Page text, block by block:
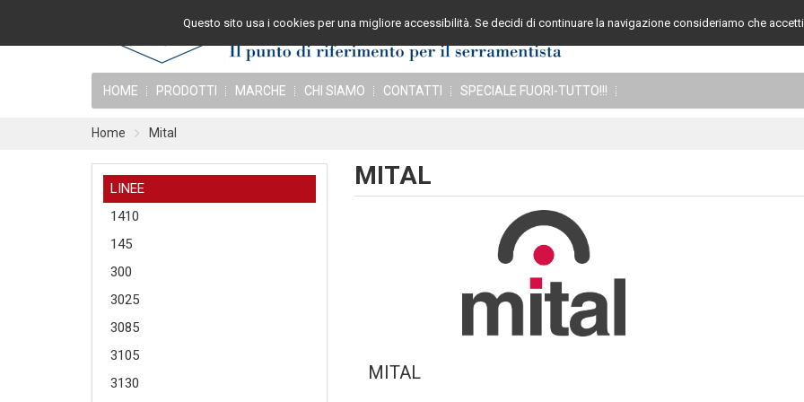
Assistenza
HOME PRODOTTI MARCHE CHI SIAMO CONTATTI SPECIALE FUORI-TUTTO!!!
Home Mital
LINEE
1410
145
300
3025
3085
3105
3130
MITAL
MITAL
Questo sito usa i cookies per una migliore accessibilità. Se decidi di continuare la navigazione consideriamo che